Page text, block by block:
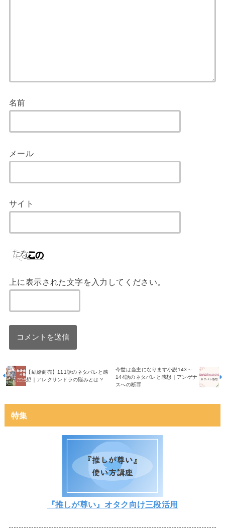
名前
メール
サイト
上に表示された文字を入力してください。
【結婚商売】111話のネタバレと感
想｜アレクサンドラの悩みとは？
今世は当主になります小説143～
144話のネタバレと感想｜アンゲナ
スへの断罪
特集
『推しが尊い』オタク向け三段活用